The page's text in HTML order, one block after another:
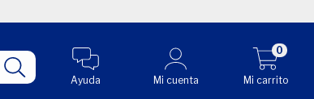
Ayuda Mi cuenta Mi carrito
0